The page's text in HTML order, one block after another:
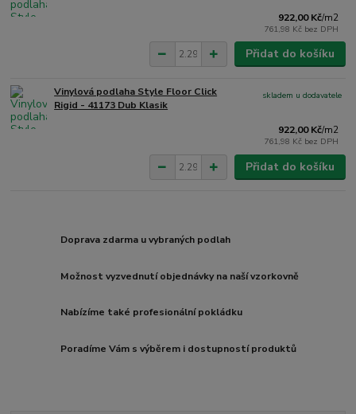
922,00 Kč/m2
761,98 Kč bez DPH
Přidat do košíku
Vinylová podlaha Style Floor Click
Rigid - 41173 Dub Klasik
922,00 Kč/m2
761,98 Kč bez DPH
skladem u dodavatele
Přidat do košíku
Doprava zdarma u vybraných podlah
Možnost vyzvednutí objednávky na naší vzorkovně
Nabízíme také profesionální pokládku
Poradíme Vám s výběrem i dostupností produktů